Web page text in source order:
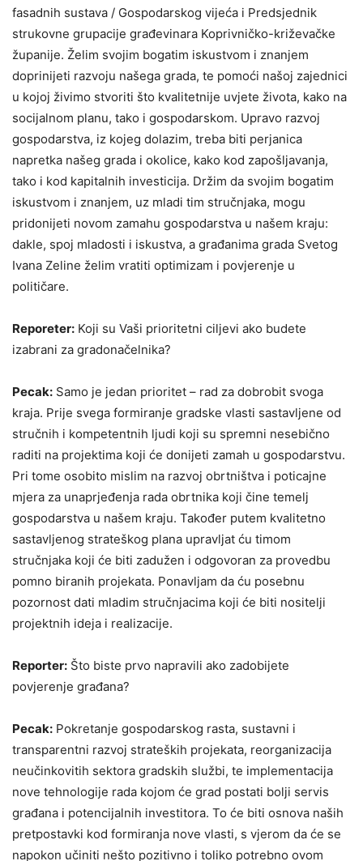
fasadnih sustava / Gospodarskog vijeća i Predsjednik
strukovne grupacije građevinara Koprivničko-križevačke
županije. Želim svojim bogatim iskustvom i znanjem
doprinijeti razvoju našega grada, te pomoći našoj zajednici
u kojoj živimo stvoriti što kvalitetnije uvjete života, kako na
socijalnom planu, tako i gospodarskom. Upravo razvoj
gospodarstva, iz kojeg dolazim, treba biti perjanica
napretka našeg grada i okolice, kako kod zapošljavanja,
tako i kod kapitalnih investicija. Držim da svojim bogatim
iskustvom i znanjem, uz mladi tim stručnjaka, mogu
pridonijeti novom zamahu gospodarstva u našem kraju:
dakle, spoj mladosti i iskustva, a građanima grada Svetog
Ivana Zeline želim vratiti optimizam i povjerenje u
političare.
Reporeter: Koji su Vaši prioritetni ciljevi ako budete
izabrani za gradonačelnika?
Pecak: Samo je jedan prioritet – rad za dobrobit svoga
kraja. Prije svega formiranje gradske vlasti sastavljene od
stručnih i kompetentnih ljudi koji su spremni nesebično
raditi na projektima koji će donijeti zamah u gospodarstvu.
Pri tome osobito mislim na razvoj obrtništva i poticajne
mjera za unaprjeđenja rada obrtnika koji čine temelj
gospodarstva u našem kraju. Također putem kvalitetno
sastavljenog strateškog plana upravljat ću timom
stručnjaka koji će biti zadužen i odgovoran za provedbu
pomno biranih projekata. Ponavljam da ću posebnu
pozornost dati mladim stručnjacima koji će biti nositelji
projektnih ideja i realizacije.
Reporter: Što biste prvo napravili ako zadobijete
povjerenje građana?
Pecak: Pokretanje gospodarskog rasta, sustavni i
transparentni razvoj strateških projekata, reorganizacija
neučinkovitih sektora gradskih službi, te implementacija
nove tehnologije rada kojom će grad postati bolji servis
građana i potencijalnih investitora. To će biti osnova naših
pretpostavki kod formiranja nove vlasti, s vjerom da će se
napokon učiniti nešto pozitivno i toliko potrebno ovom